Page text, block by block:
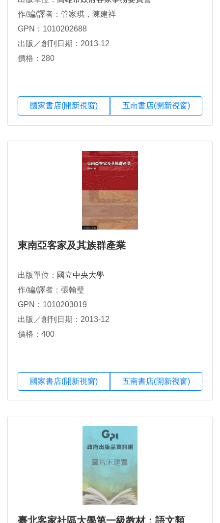
作/編/譯者：管家琪，陳建祥
GPN：1010202688
出版／創刊日期：2013-12
價格：280
國家書店(開新視窗) 五南書店(開新視窗)
東南亞客家及其族群產業
出版單位： 國立中央大學
作/編/譯者：張翰璧
GPN：1010203019
出版／創刊日期：2013-12
價格：400
國家書店(開新視窗) 五南書店(開新視窗)
臺北客家社區大學第一級教材：語文類